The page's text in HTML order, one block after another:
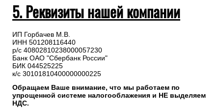
5. Реквизиты нашей компании
ИП Горбачев М.В.
ИНН 501208116440
р/с 40802810238000057230
Банк ОАО "Сбербанк России"
БИК 044525225
к/с 30101810400000000225
Обращаем Ваше внимание, что мы работаем по
упрощенной системе налогооблажения и НЕ выделяем
НДС.